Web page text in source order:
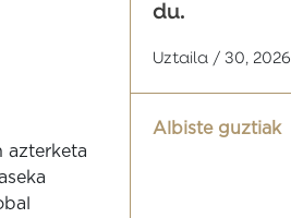
azterketa
du.
Uztaila / 30, 2026
Albiste guztiak